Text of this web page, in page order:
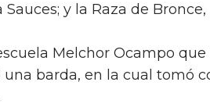
Sauces; y la Raza de
Melchor Ocampo
una barda, en la cual tomó